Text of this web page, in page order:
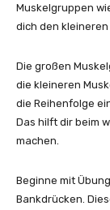
Muskelgruppen
dich den kleineren
Die großen
die kleineren
die Reihenfolge
Das hilft dir beim
machen.
Beginne mit
Bankdrücken.